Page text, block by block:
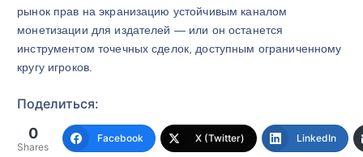
рынок прав на экранизацию устойчивым каналом
монетизации для издателей — или он останется
инструментом точечных сделок, доступным ограниченному
кругу игроков.
Поделиться:
0
Shares
Facebook X (Twitter) LinkedIn